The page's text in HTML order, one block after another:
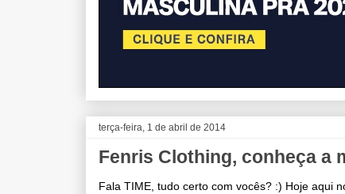
terça-feira, 1 de abril de 2014
Fenris Clothing, conheça a
Fala TIME, tudo certo com vocês? :) Hoje aqui